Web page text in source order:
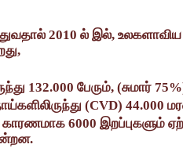
2010 ல் இல், உலகளாவிய
,
132.000பேரும், (சுமார்
(CVD) 44.000
காரணமாக6000இறப்புகளும்